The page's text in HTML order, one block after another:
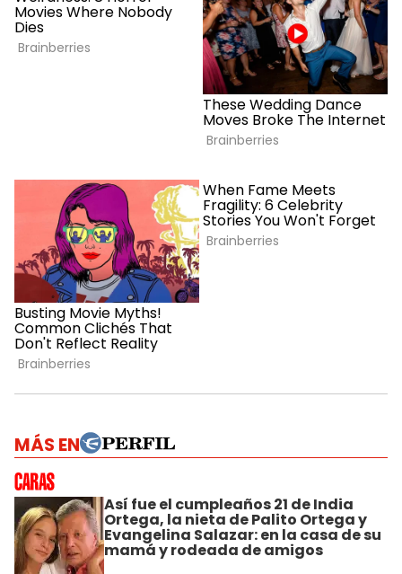
MÁS EN
Así fue el cumpleaños 21 de India
Ortega, la nieta de Palito Ortega y
Evangelina Salazar: en la casa de su
mamá y rodeada de amigos